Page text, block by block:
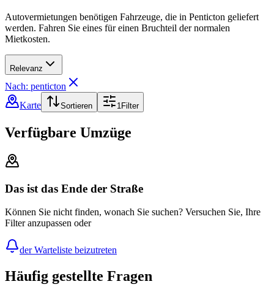
Autovermietungen benötigen Fahrzeuge, die in Penticton geliefert
werden. Fahren Sie eines für einen Bruchteil der normalen
Mietkosten.
Relevanz
Nach: penticton
Karte
Sortieren 1Filter
Verfügbare Umzüge
Das ist das Ende der Straße
Können Sie nicht finden, wonach Sie suchen? Versuchen Sie, Ihre
Filter anzupassen oder
der Warteliste beizutreten
Häufig gestellte Fragen